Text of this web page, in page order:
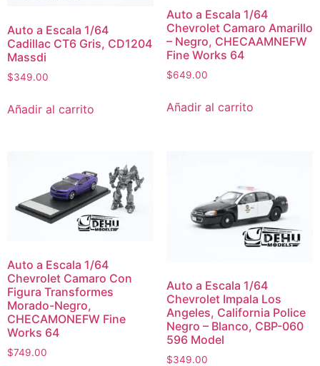
Auto a Escala 1/64
Cadillac CT6 Gris, CD1204
Massdi
$349.00
Añadir al carrito
Auto a Escala 1/64
Chevrolet Camaro Amarillo
– Negro, CHECAAMNEFW
Fine Works 64
$649.00
Añadir al carrito
Auto a Escala 1/64
Chevrolet Camaro Con
Figura Transformes
Morado-Negro,
CHECAMONEFW Fine
Works 64
$749.00
Auto a Escala 1/64
Chevrolet Impala Los
Angeles, California Police
Negro – Blanco, CBP-060
596 Model
$349.00